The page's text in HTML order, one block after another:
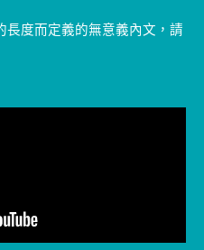
長度而定義的無意義內文，請